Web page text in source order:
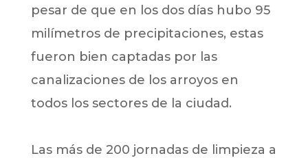
pesar de que en los dos días hubo 95
milímetros de precipitaciones, estas
fueron bien captadas por las
canalizaciones de los arroyos en
todos los sectores de la ciudad.
Las más de 200 jornadas de limpieza a